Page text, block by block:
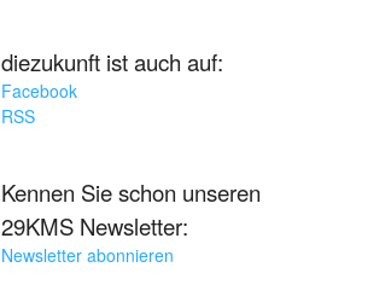
diezukunft ist auch auf:
Facebook
RSS
Kennen Sie schon unseren
29KMS Newsletter:
Newsletter abonnieren